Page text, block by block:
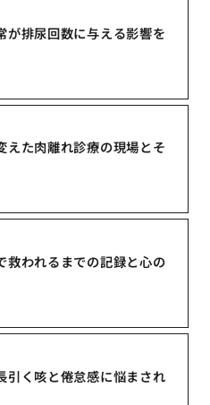
が排尿回数に与える影響を
えた肉離れ診療の現場とそ
救われるまでの記録と心の
引く咳と倦怠感に悩まされ